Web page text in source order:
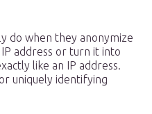
do when they anonymize
address or turn it into
like an IP address.
uniquely identifying